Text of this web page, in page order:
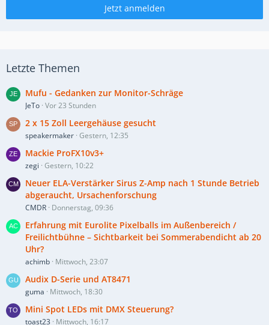
Jetzt anmelden
Letzte Themen
Mufu - Gedanken zur Monitor-Schräge
JeTo Vor 23 Stunden
2 x 15 Zoll Leergehäuse gesucht
speakermaker Gestern, 12:35
Mackie ProFX10v3+
zegi Gestern, 10:22
Neuer ELA-Verstärker Sirus Z-Amp nach 1 Stunde Betrieb
abgeraucht, Ursachenforschung
CMDR Donnerstag, 09:36
Erfahrung mit Eurolite Pixelballs im Außenbereich /
Freilichtbühne – Sichtbarkeit bei Sommerabendicht ab 20
Uhr?
achimb Mittwoch, 23:07
Audix D-Serie und AT8471
guma Mittwoch, 18:30
Mini Spot LEDs mit DMX Steuerung?
toast23 Mittwoch, 16:17